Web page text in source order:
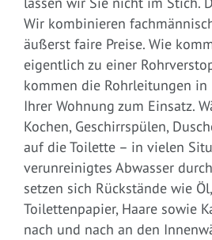
Wir kombinieren
äußerst faire Preise. Wie
eigentlich zu einer
kommen die Rohrleitungen in
Ihrer Wohnung zum Einsatz.
Kochen, Geschirrspülen,
auf die Toilette – in vielen
verunreinigtes Abwasser
setzen sich Rückstände wie
Toilettenpapier, Haare sowie
nach und nach an den